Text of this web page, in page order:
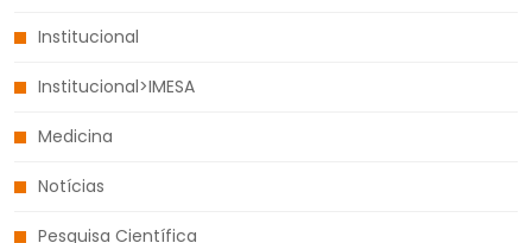
Institucional
Institucional>IMESA
Medicina
Notícias
Pesquisa Científica